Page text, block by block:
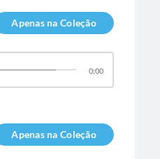
Apenas na Coleção
0:00
Apenas na Coleção